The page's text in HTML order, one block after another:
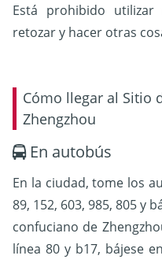
Está prohibido
retozar y hacer otras
Cómo llegar al Sitio
Zhengzhou
En autobús
En la ciudad, tome los
89, 152, 603, 985, 805 y
confuciano de
línea 80 y b17, bájese